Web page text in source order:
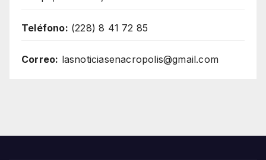
Teléfono: (228) 8 41 72 85
Correo: lasnoticiasenacropolis@gmail.com